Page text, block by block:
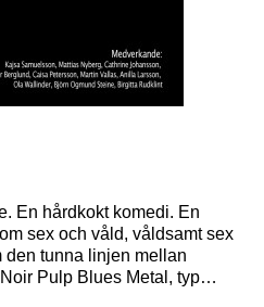
En hårdkokt komedi. En
sex och våld, våldsamt sex
den tunna linjen mellan
Pulp Blues Metal, typ…